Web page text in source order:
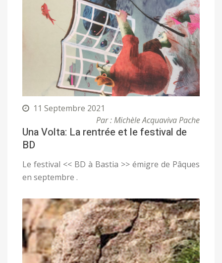
11 Septembre 2021
Par : Michèle Acquaviva Pache
Una Volta: La rentrée et le festival de
BD
Le festival << BD à Bastia >> émigre de Pâques
en septembre .